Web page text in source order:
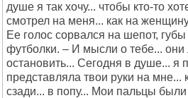
душе я так хочу... чтобы кто-то
смотрел на меня... как на
Ее голос сорвался на шепот, губы
футболки. – И мысли о тебе... они
остановить... Сегодня в душе... я
представляла твои руки на
сзади... в попу... Мои пальцы были